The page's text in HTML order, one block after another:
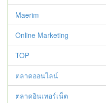
Maerim
Online Marketing
TOP
ตลาดออนไลน์
ตลาดอินเทอร์เน็ต